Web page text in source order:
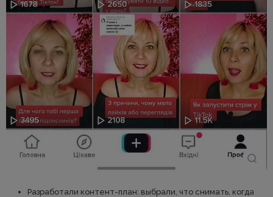
Разработали контент-план: выбрали, что снимать, когда